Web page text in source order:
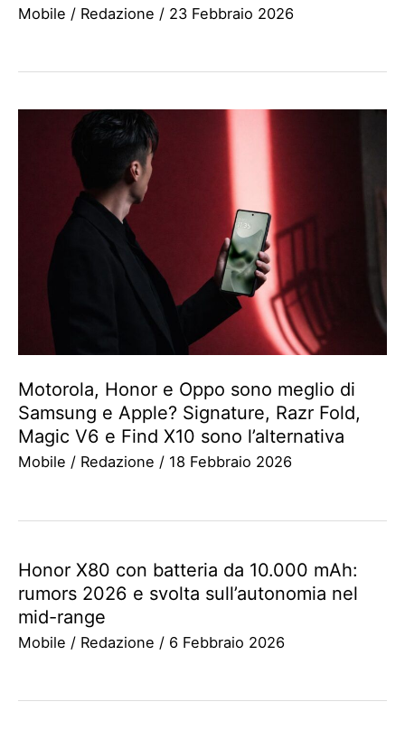
Mobile / Redazione / 23 Febbraio 2026
Motorola, Honor e Oppo sono meglio di
Samsung e Apple? Signature, Razr Fold,
Magic V6 e Find X10 sono l’alternativa
Mobile / Redazione / 18 Febbraio 2026
Honor X80 con batteria da 10.000 mAh:
rumors 2026 e svolta sull’autonomia nel
mid-range
Mobile / Redazione / 6 Febbraio 2026